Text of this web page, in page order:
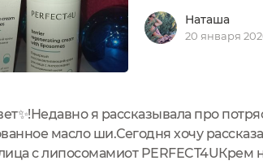
Наташа
20 января
я рассказывала про
масло ши.Сегодня хочу
с липосомамиот PERFECT4UКрем